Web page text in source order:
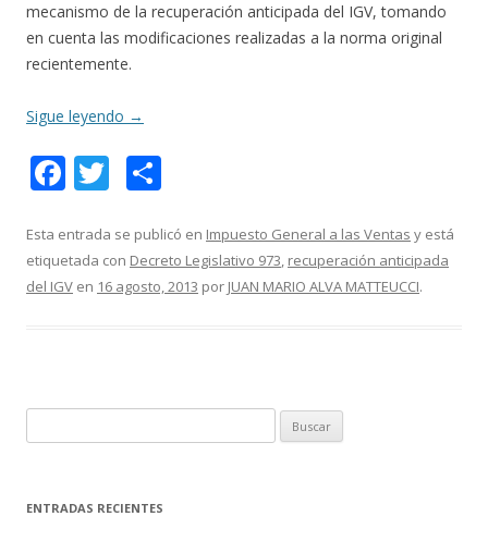
mecanismo de la recuperación anticipada del IGV, tomando
en cuenta las modificaciones realizadas a la norma original
recientemente.
Sigue leyendo →
F
e
b
T
itt
er
m
p
Esta entrada se publicó en Impuesto General a las Ventas y está
etiquetada con Decreto Legislativo 973, recuperación anticipada
del IGV en 16 agosto, 2013 por JUAN MARIO ALVA MATTEUCCI.
u
c
ENTRADAS RECIENTES